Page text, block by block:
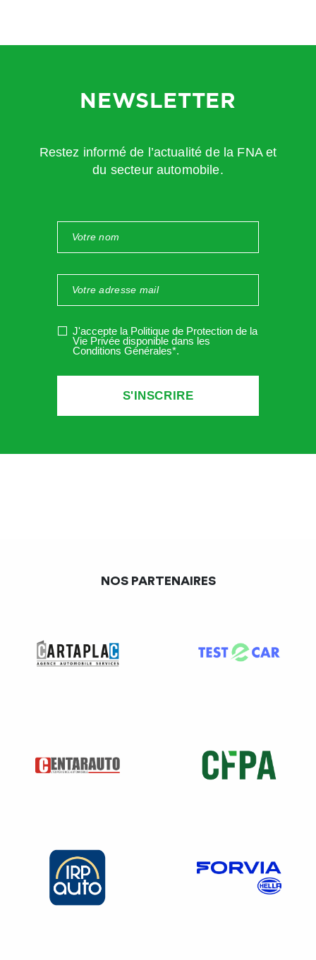
NEWSLETTER
Restez informé de l’actualité de la FNA et
du secteur automobile.
J'accepte la Politique de Protection de la
Vie Privée disponible dans les
Conditions Générales*.
NOS PARTENAIRES